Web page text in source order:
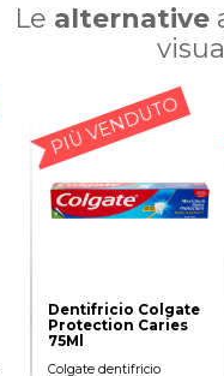
Le alternative
PIÙ VENDUTO
Dentifricio Colgate
Protection Caries
75Ml
Colgate dentifricio